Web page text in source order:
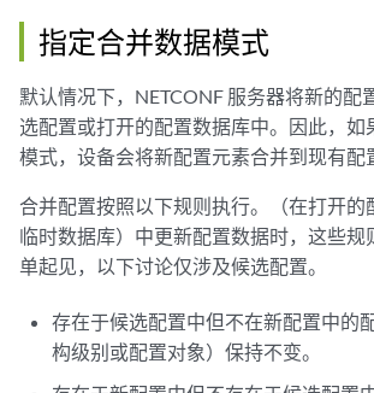
指定合并数据模式
默认情况下，NETCONF 服务器将新的配
选配置或打开的配置数据库中。因此，如
模式，设备会将新配置元素合并到现有配
合并配置按照以下规则执行。（在打开的
临时数据库）中更新配置数据时，这些规
单起见，以下讨论仅涉及候选配置。
存在于候选配置中但不在新配置中的
构级别或配置对象）保持不变。